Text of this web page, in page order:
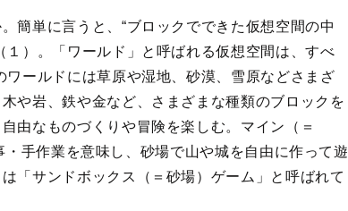
簡単に言うと、“ブロックでできた仮想空間の中
）。「ワールド」と呼ばれる仮想空間は、すべ
ールドには草原や湿地、砂漠、雪原などさまざ
や岩、鉄や金など、さまざまな種類のブロックを
由なものづくりや冒険を楽しむ。マイン（＝
手作業を意味し、砂場で山や城を自由に作って遊
「サンドボックス（＝砂場）ゲーム」と呼ばれて